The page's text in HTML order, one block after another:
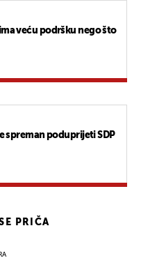
veću podršku nego što
spreman poduprijeti SDP
PRIČA